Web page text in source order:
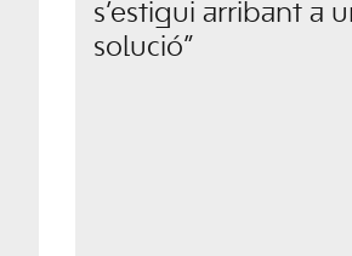
s’estigui arribant a
solució”